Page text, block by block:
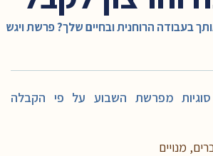
בעבודה הרוחנית ובחיים שלך? פרשת ויגש
מפרשת השבוע על פי הקבלה
מנויים